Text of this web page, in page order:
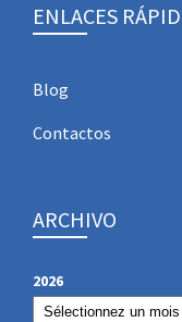
ENLACES
Blog
Contactos
ARCHIVO
2026